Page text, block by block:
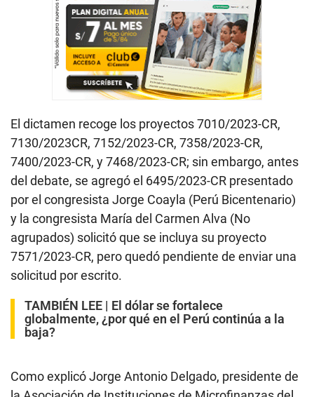
El dictamen recoge los proyectos 7010/2023-CR,
7130/2023CR, 7152/2023-CR, 7358/2023-CR,
7400/2023-CR, y 7468/2023-CR; sin embargo, antes
del debate, se agregó el 6495/2023-CR presentado
por el congresista Jorge Coayla (Perú Bicentenario)
y la congresista María del Carmen Alva (No
agrupados) solicitó que se incluya su proyecto
7571/2023-CR, pero quedó pendiente de enviar una
solicitud por escrito.
TAMBIÉN LEE | El dólar se fortalece
globalmente, ¿por qué en el Perú continúa a la
baja?
Como explicó Jorge Antonio Delgado, presidente de